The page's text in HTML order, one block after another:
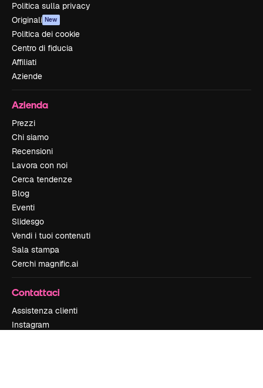
Politica sulla privacy
Originali New
Politica dei cookie
Centro di fiducia
Affiliati
Aziende
Azienda
Prezzi
Chi siamo
Recensioni
Lavora con noi
Cerca tendenze
Blog
Eventi
Slidesgo
Vendi i tuoi contenuti
Sala stampa
Cerchi magnific.ai
Contattaci
Assistenza clienti
Instagram